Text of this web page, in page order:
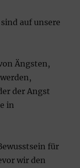
auf unsere
Ängsten,
der Angst
in
für
wir den